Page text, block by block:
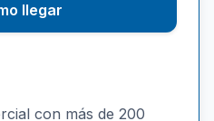
llegar
con más de 200